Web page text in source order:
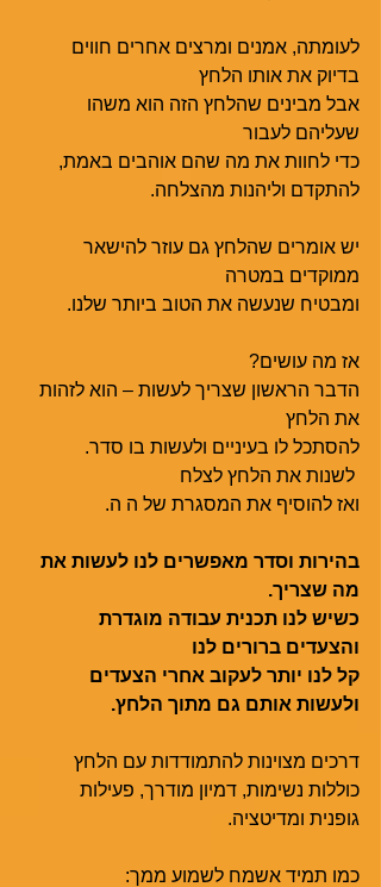
לעומתה, אמנים ומרצים אחרים חווים
בדיוק את אותו הלחץ
אבל מבינים שהלחץ הזה הוא משהו
שעליהם לעבור
כדי לחוות את מה שהם אוהבים באמת,
להתקדם וליהנות מהצלחה.
יש אומרים שהלחץ גם עוזר להישאר
ממוקדים במטרה
ומבטיח שנעשה את הטוב ביותר שלנו.
אז מה עושים?
הדבר הראשון שצריך לעשות – הוא לזהות
את הלחץ
להסתכל לו בעיניים ולעשות בו סדר.
ואז להוסיף את המסגרת של ה ה.
בהירות וסדר מאפשרים לנו לעשות את
מה שצריך.
כשיש לנו תכנית עבודה מוגדרת
והצעדים ברורים לנו
קל לנו יותר לעקוב אחרי הצעדים
ולעשות אותם גם מתוך הלחץ.
דרכים מצוינות להתמודדות עם הלחץ
כוללות נשימות, דמיון מודרך, פעילות
גופנית ומדיטציה.
כמו תמיד אשמח לשמוע ממך: